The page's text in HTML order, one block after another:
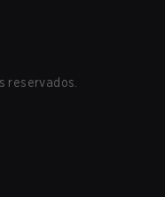
reservados.